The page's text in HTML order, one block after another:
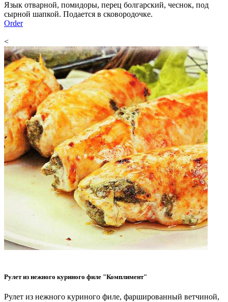
Язык отварной, помидоры, перец болгарский, чеснок, под
сырной шапкой. Подается в сковородочке.
Order
<
Рулет из нежного куриного филе "Комплимент"
Рулет из нежного куриного филе, фаршированный ветчиной,